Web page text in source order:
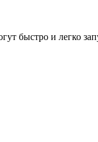
быстро и легко